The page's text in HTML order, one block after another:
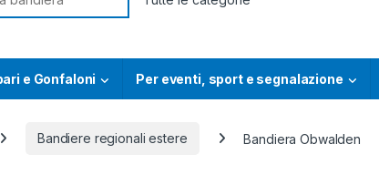
e Gonfaloni Per eventi, sport e segnalazione
Bandiere regionali estere Bandiera Obwalden